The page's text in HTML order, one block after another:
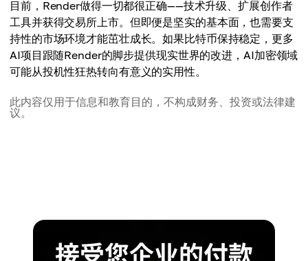
目前，Render做得一切都很正确——技术升级、扩展创作者
工具并获得交易所上市。但即便是坚实的基本面，也需要支
持性的市场环境才能茁壮成长。如果比特币保持稳定，更多
AI项目跟随Render的脚步提供现实世界的改进，AI加密领域
可能从投机性狂热转向有意义的实用性。
此内容仅用于信息和教育目的，不构成财务、投资或法律建
议。